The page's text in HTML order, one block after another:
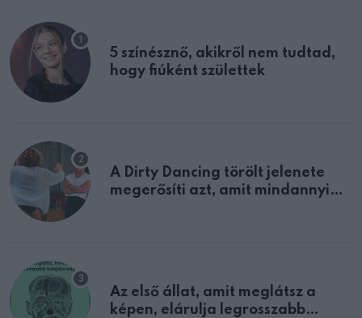
5 színésznő, akikről nem tudtad,
hogy fiúként születtek
A Dirty Dancing törölt jelenete
megerősíti azt, amit mindannyian
Az első állat, amit meglátsz a
képen, elárulja legrosszabb